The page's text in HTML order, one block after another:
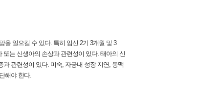
을 일으킬 수 있다. 특히 임신 2기 3개월 및 3
는 신생아의 손상과 관련성이 있다. 태아의 신
관련성이 있다. 미숙, 자궁내 성장 지연, 동맥
해야 한다.